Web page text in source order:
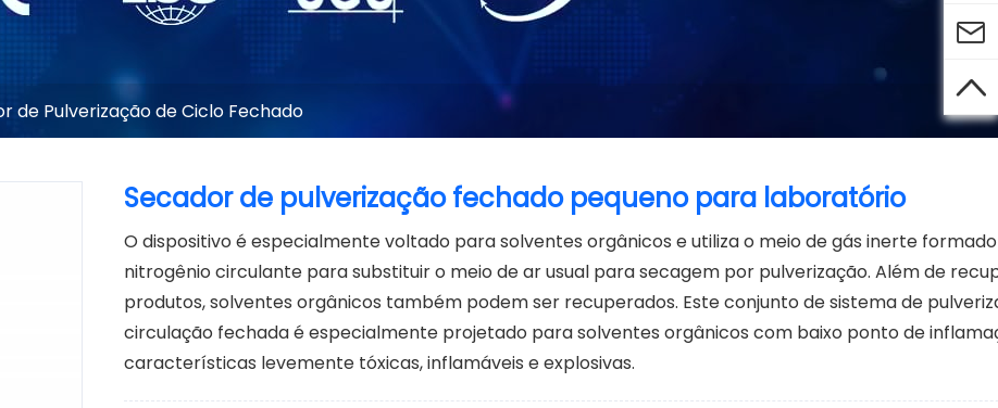
de Pulverização de Ciclo Fechado
Secador de pulverização fechado pequeno para laboratório
O dispositivo é especialmente voltado para solventes orgânicos e utiliza o meio de gás inerte
nitrogênio circulante para substituir o meio de ar usual para secagem por pulverização. Além de
produtos, solventes orgânicos também podem ser recuperados. Este conjunto de sistema de
circulação fechada é especialmente projetado para solventes orgânicos com baixo ponto de
características levemente tóxicas, inflamáveis e explosivas.

